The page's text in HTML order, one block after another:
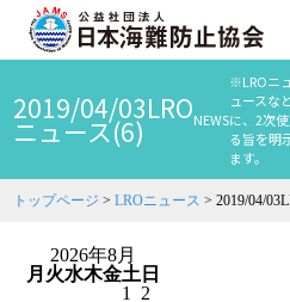
2019/04/03LRO
ニュース(6) NEWS
※LROニ
ュースな
に、2次
る旨を明
ます。
トップページ >LROニュース >2019/04/
2026年8月
月 火水木金土 日
1
2